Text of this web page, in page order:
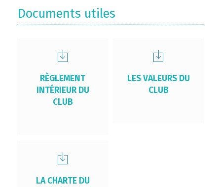
Documents utiles
RÈGLEMENT
INTÉRIEUR DU
CLUB
LES VALEURS DU
CLUB
LA CHARTE DU